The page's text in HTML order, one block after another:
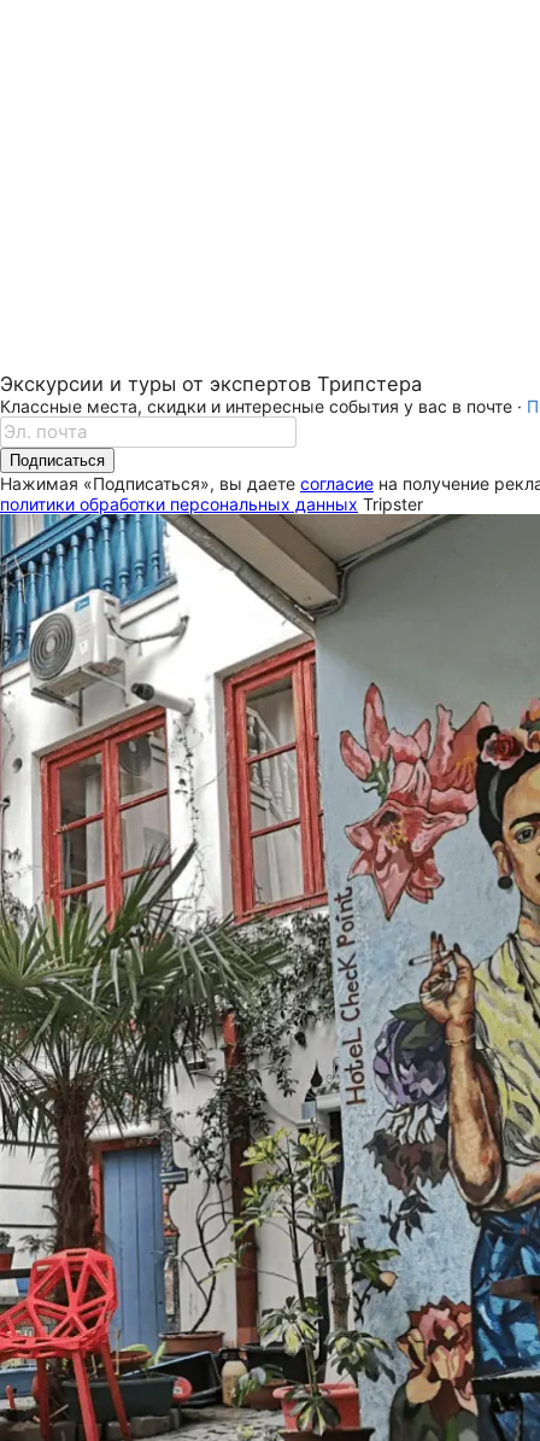
Экскурсии и туры от экспертов Трипстера
Классные места, скидки и интересные события у вас в почте ·
Подписаться
Нажимая «Подписаться», вы даете согласие на получение
политики обработки персональных данных Tripster